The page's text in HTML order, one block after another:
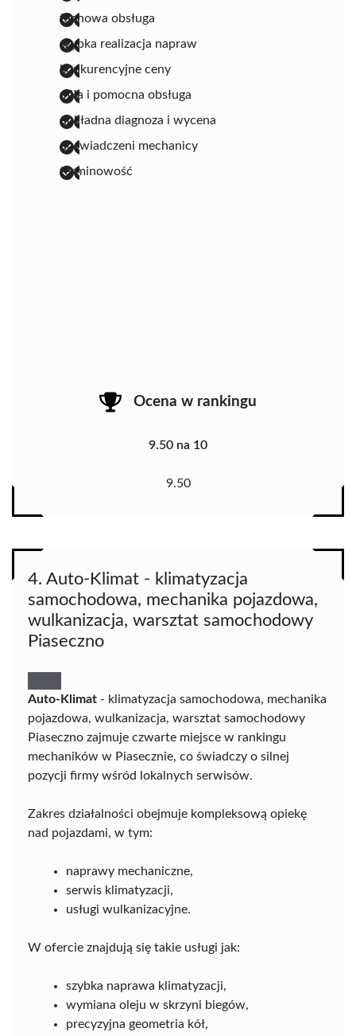
fachowa obsługa
szybka realizacja napraw
konkurencyjne ceny
miła i pomocna obsługa
dokładna diagnoza i wycena
doświadczeni mechanicy
terminowość
Ocena w rankingu
9.50 na 10
9.50
4. Auto-Klimat - klimatyzacja
samochodowa, mechanika pojazdowa,
wulkanizacja, warsztat samochodowy
Piaseczno
Auto-Klimat - klimatyzacja samochodowa, mechanika
pojazdowa, wulkanizacja, warsztat samochodowy
Piaseczno zajmuje czwarte miejsce w rankingu
mechaników w Piasecznie, co świadczy o silnej
pozycji firmy wśród lokalnych serwisów.
Zakres działalności obejmuje kompleksową opiekę
nad pojazdami, w tym:
naprawy mechaniczne,
serwis klimatyzacji,
usługi wulkanizacyjne.
W ofercie znajdują się takie usługi jak:
szybka naprawa klimatyzacji,
wymiana oleju w skrzyni biegów,
precyzyjna geometria kół,